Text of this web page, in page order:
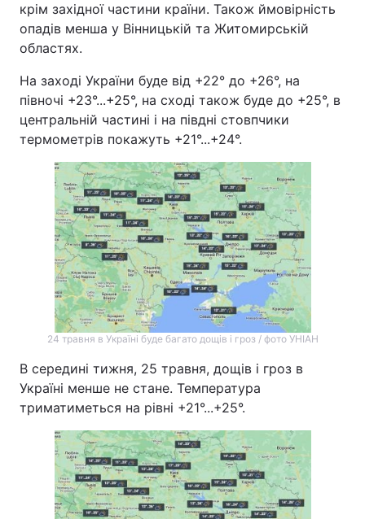
крім західної частини країни. Також ймовірність
опадів менша у Вінницькій та Житомирській
областях.
На заході України буде від +22° до +26°, на
півночі +23°...+25°, на сході також буде до +25°, в
центральній частині і на півдні стовпчики
термометрів покажуть +21°...+24°.
24 травня в Україні буде багато дощів і гроз / фото УНІАН
В середині тижня, 25 травня, дощів і гроз в
Україні менше не стане. Температура
триматиметься на рівні +21°...+25°.